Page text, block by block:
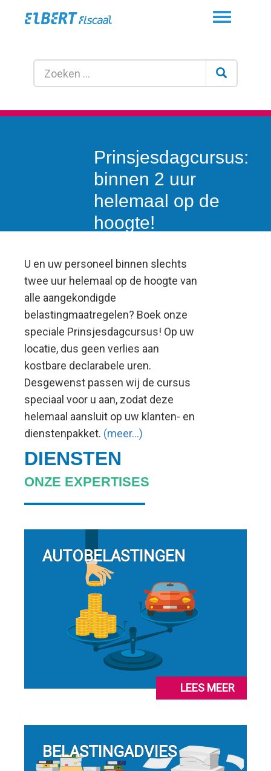
Toggle
Prinsjesdagcursus:
binnen 2 uur
helemaal op de
hoogte!
U en uw personeel binnen slechts
twee uur helemaal op de hoogte van
alle aangekondigde
belastingmaatregelen? Boek onze
speciale Prinsjesdagcursus! Op uw
locatie, dus geen verlies aan
kostbare declarabele uren.
Desgewenst passen wij de cursus
speciaal voor u aan, zodat deze
helemaal aansluit op uw klanten- en
dienstenpakket. (meer…)
DIENSTEN
ONZE EXPERTISES
AUTOBELASTINGEN
LEES MEER
BELASTINGADVIES